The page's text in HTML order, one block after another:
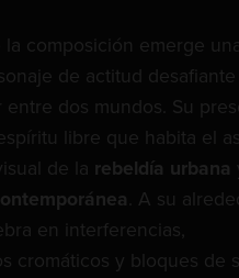
la composición emerge
de actitud
entre dos mundos. Su
libre que habita el
de la rebeldía urbana
. A su
en interferencias,
cromáticos y bloques de